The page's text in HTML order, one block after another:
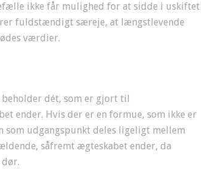
ikke får mulighed for at sidde i uskiftet
fuldstændigt særeje, at længstlevende
værdier.
dét, som er gjort til
ender. Hvis der er en formue, som ikke er
udgangspunkt deles ligeligt mellem
såfremt ægteskabet ender, da